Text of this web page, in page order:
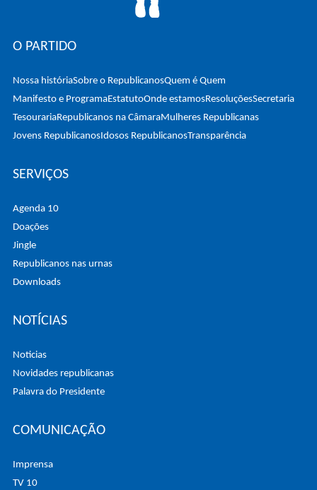
O PARTIDO
Nossa históriaSobre o RepublicanosQuem é Quem
Manifesto e ProgramaEstatutoOnde estamosResoluçõesSecretaria
TesourariaRepublicanos na CâmaraMulheres Republicanas
Jovens RepublicanosIdosos RepublicanosTransparência
SERVIÇOS
Agenda 10
Doações
Jingle
Republicanos nas urnas
Downloads
NOTÍCIAS
Noticias
Novidades republicanas
Palavra do Presidente
COMUNICAÇÃO
Imprensa
TV 10